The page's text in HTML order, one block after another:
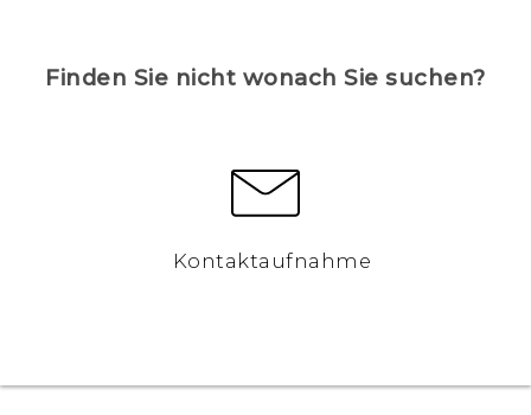
Finden Sie nicht wonach Sie suchen?
Kontaktaufnahme